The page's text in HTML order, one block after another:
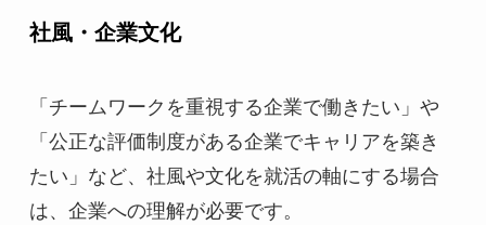
社風・企業文化
「チームワークを重視する企業で働きたい」や
「公正な評価制度がある企業でキャリアを築き
たい」など、社風や文化を就活の軸にする場合
は、企業への理解が必要です。